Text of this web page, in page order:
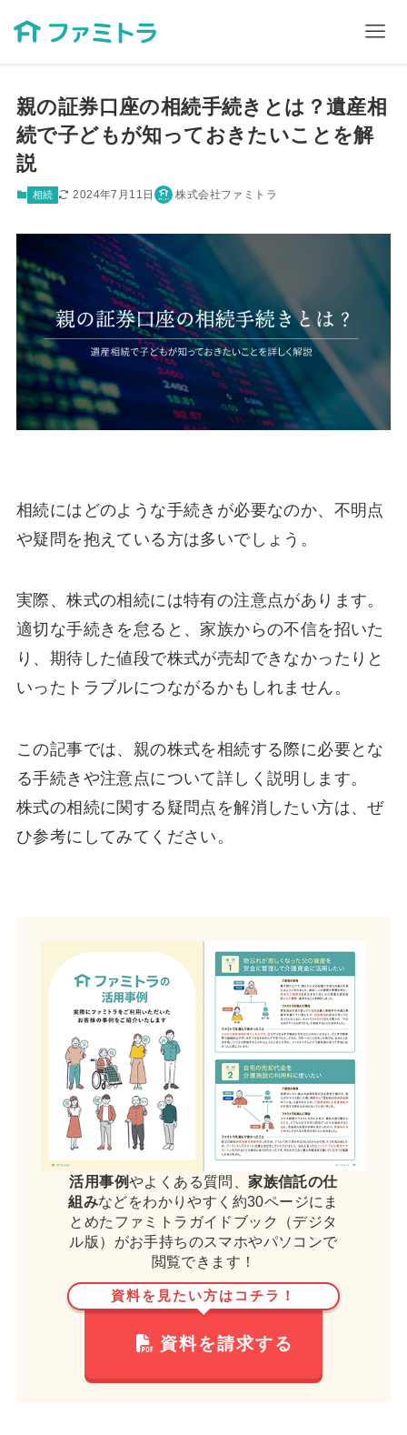
親の証券口座の相続手続きとは？遺産相
続で子どもが知っておきたいことを解
説
相続 2024年7月11日 株式会社ファミトラ
相続にはどのような手続きが必要なのか、不明点
や疑問を抱えている方は多いでしょう。
実際、株式の相続には特有の注意点があります。
適切な手続きを怠ると、家族からの不信を招いた
り、期待した値段で株式が売却できなかったりと
いったトラブルにつながるかもしれません。
この記事では、親の株式を相続する際に必要とな
る手続きや注意点について詳しく説明します。
株式の相続に関する疑問点を解消したい方は、ぜ
ひ参考にしてみてください。
活用事例やよくある質問、家族信託の仕
組みなどをわかりやすく約30ページにま
とめたファミトラガイドブック（デジタ
ル版）がお手持ちのスマホやパソコンで
閲覧できます！
資料を見たい方はコチラ！
資料を請求する